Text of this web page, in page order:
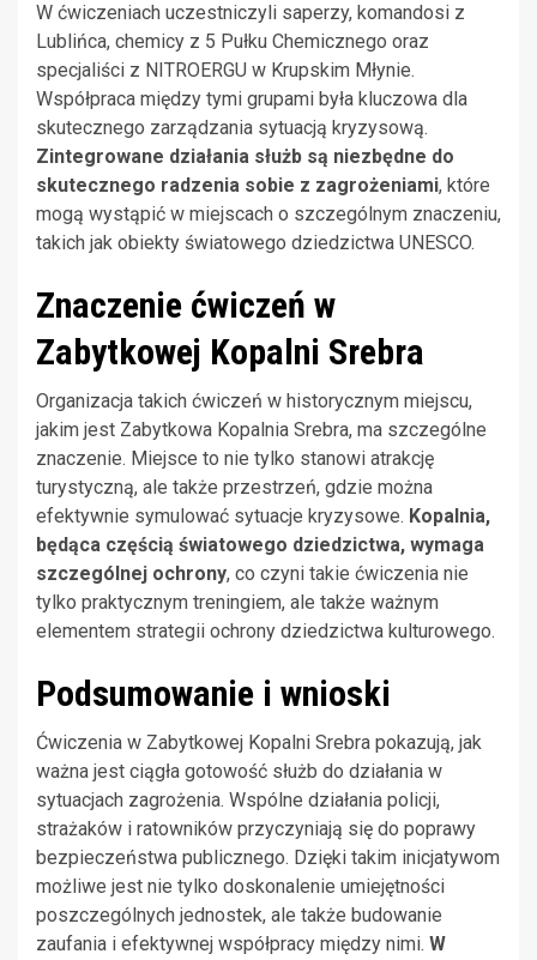
W ćwiczeniach uczestniczyli saperzy, komandosi z
Lublińca, chemicy z 5 Pułku Chemicznego oraz
specjaliści z NITROERGU w Krupskim Młynie.
Współpraca między tymi grupami była kluczowa dla
skutecznego zarządzania sytuacją kryzysową.
Zintegrowane działania służb są niezbędne do
skutecznego radzenia sobie z zagrożeniami, które
mogą wystąpić w miejscach o szczególnym znaczeniu,
takich jak obiekty światowego dziedzictwa UNESCO.
Znaczenie ćwiczeń w
Zabytkowej Kopalni Srebra
Organizacja takich ćwiczeń w historycznym miejscu,
jakim jest Zabytkowa Kopalnia Srebra, ma szczególne
znaczenie. Miejsce to nie tylko stanowi atrakcję
turystyczną, ale także przestrzeń, gdzie można
efektywnie symulować sytuacje kryzysowe. Kopalnia,
będąca częścią światowego dziedzictwa, wymaga
szczególnej ochrony, co czyni takie ćwiczenia nie
tylko praktycznym treningiem, ale także ważnym
elementem strategii ochrony dziedzictwa kulturowego.
Podsumowanie i wnioski
Ćwiczenia w Zabytkowej Kopalni Srebra pokazują, jak
ważna jest ciągła gotowość służb do działania w
sytuacjach zagrożenia. Wspólne działania policji,
strażaków i ratowników przyczyniają się do poprawy
bezpieczeństwa publicznego. Dzięki takim inicjatywom
możliwe jest nie tylko doskonalenie umiejętności
poszczególnych jednostek, ale także budowanie
zaufania i efektywnej współpracy między nimi. W